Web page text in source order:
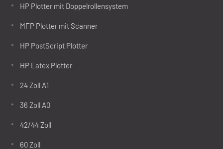
HP Plotter mit Doppelrollensystem
MFP Plotter mit Scanner
HP PostScript Plotter
HP Latex Plotter
24 Zoll A1
36 Zoll A0
42/44 Zoll
60 Zoll